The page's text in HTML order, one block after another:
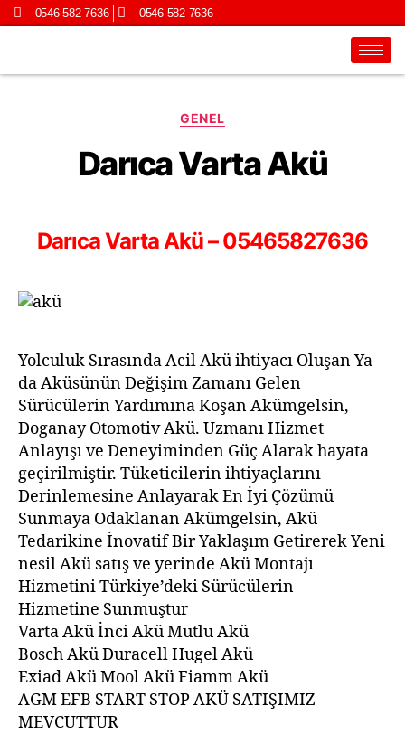
0546 582 7636 0546 582 7636
GENEL
Darıca Varta Akü
Darıca Varta Akü – 05465827636
Yolculuk Sırasında Acil Akü ihtiyacı Oluşan Ya
da Aküsünün Değişim Zamanı Gelen
Sürücülerin Yardımına Koşan Akümgelsin,
Doganay Otomotiv Akü. Uzmanı Hizmet
Anlayışı ve Deneyiminden Güç Alarak hayata
geçirilmiştir. Tüketicilerin ihtiyaçlarını
Derinlemesine Anlayarak En İyi Çözümü
Sunmaya Odaklanan Akümgelsin, Akü
Tedarikine İnovatif Bir Yaklaşım Getirerek Yeni
nesil Akü satış ve yerinde Akü Montajı
Hizmetini Türkiye’deki Sürücülerin
Hizmetine Sunmuştur
Varta Akü İnci Akü Mutlu Akü
Bosch Akü Duracell Hugel Akü
Exiad Akü Mool Akü Fiamm Akü
AGM EFB START STOP AKÜ SATIŞIMIZ
MEVCUTTUR